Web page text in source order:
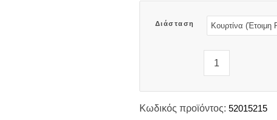
Διάσταση
Κωδικός προϊόντος: 52015215